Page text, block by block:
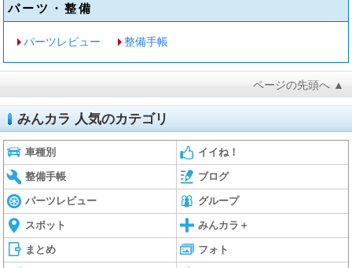
パーツ・整備
パーツレビュー 整備手帳
ページの先頭へ ▲
みんカラ 人気のカテゴリ
車種別 イイね！
整備手帳 ブログ
パーツレビュー グループ
スポット みんカラ＋
まとめ フォト